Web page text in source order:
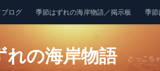
ログ 季節はずれの海岸物語／掲示板 季
れの海岸物語 とっこち